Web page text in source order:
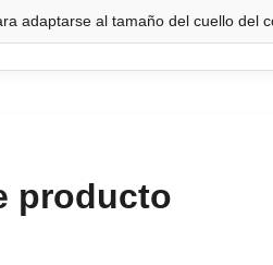
adaptarse al tamaño del cuello del
producto